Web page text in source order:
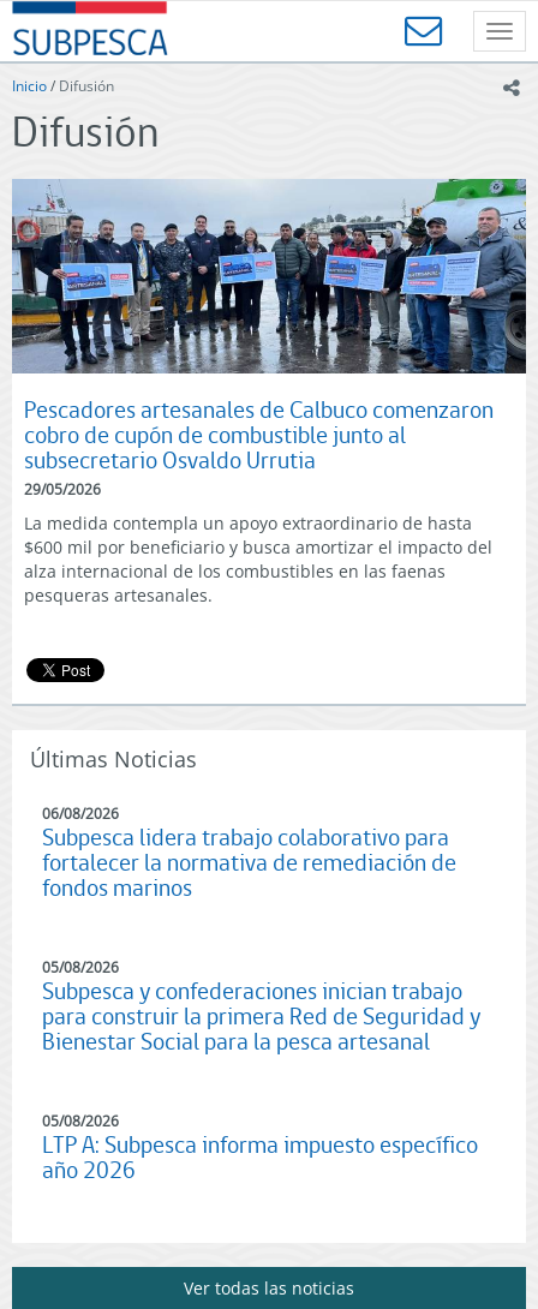
Contenido
principal
SUBPESCA
-
Subsecretaría
Pesca
y
Acuicultura
Gobierno
de
Chile
Inicio/ Difusión
Difusión
Pescadores artesanales de Calbuco comenzaron
cobro de cupón de combustible junto al
subsecretario Osvaldo Urrutia
29/05/2026
La medida contempla un apoyo extraordinario de hasta
$600 mil por beneficiario y busca amortizar el impacto del
alza internacional de los combustibles en las faenas
pesqueras artesanales.
Últimas Noticias
06/08/2026
Subpesca lidera trabajo colaborativo para
fortalecer la normativa de remediación de
fondos marinos
05/08/2026
Subpesca y confederaciones inician trabajo
para construir la primera Red de Seguridad y
Bienestar Social para la pesca artesanal
05/08/2026
LTP A: Subpesca informa impuesto específico
año 2026
Ver todas las noticias